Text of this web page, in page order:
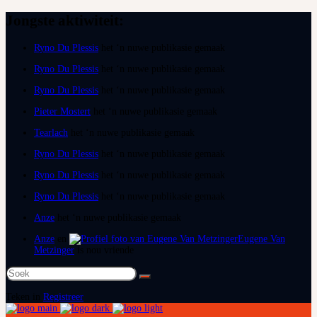
Ryno Du Plessis
Ryno Du Plessis
Ryno Du Plessis
Pieter Mostert
Tearlach
Ryno Du Plessis
Ryno Du Plessis
Ryno Du Plessis
Anze
Anze
Eugene Van
Metzinger
Registreer